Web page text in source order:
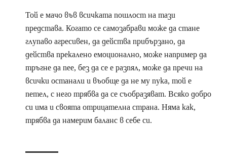
Той е мачо във всичката пошлост на тази
представа. Когато се самозабрави може да стане
глупаво агресивен, да действа прибързано, да
действа прекалено емоционално, може например да
тръгне да пее, без да се е разпял, може да пречи на
всички останали и въобще да не му пука, той е
петел, с него трябва да се съобразяват. Всяко добро
си има и своята отрицателна страна. Няма как,
трябва да намерим баланс в себе си.